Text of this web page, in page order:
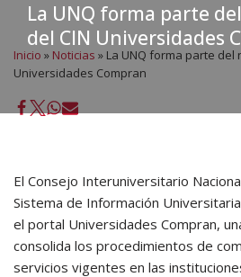
La UNQ forma parte
del CIN Universidades
Inicio » Noticias » La UNQ forma parte del
Universidades Compran
El Consejo Interuniversitario
Sistema de Información
el portal Universidades Compran,
consolida los procedimientos de
servicios vigentes en las